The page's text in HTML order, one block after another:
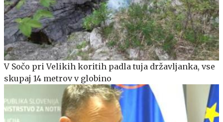
V Sočo pri Velikih koritih padla tuja državljanka, vse
skupaj 14 metrov v globino